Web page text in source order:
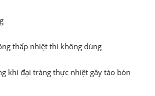
thấp nhiệt thì không dùng
khi đại tràng thực nhiệt gây táo bón